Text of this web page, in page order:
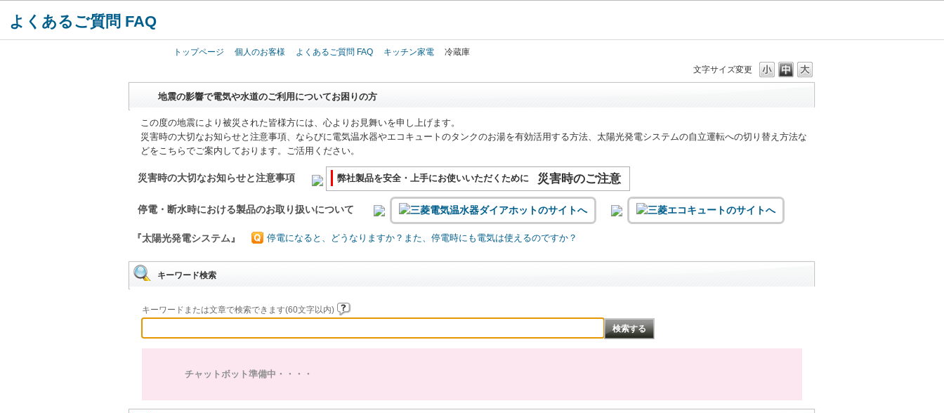
よくあるご質問 FAQ
トップページ 個人のお客様 よくあるご質問 FAQ キッチン家電
冷蔵庫
文字サイズ変更
地震の影響で電気や水道のご利用についてお困りの方
この度の地震により被災された皆様方には、心よりお見舞いを申し上げます。
災害時の大切なお知らせと注意事項、ならびに電気温水器やエコキュートのタンクのお湯を有効活用する方法、太陽光発電システムの自立運転への切り替え方法な
どをこちらでご案内しております。ご活用ください。
災害時の大切なお知らせと注意事項 弊社製品を安全・上手にお使いいただくために 災害時のご注意
停電・断水時における製品のお取り扱いについて
『太陽光発電システム』 停電になると、どうなりますか？また、停電時にも電気は使えるのですか？
キーワード検索
キーワードまたは文章で検索できます(60文字以内)
チャットボット準備中・・・・